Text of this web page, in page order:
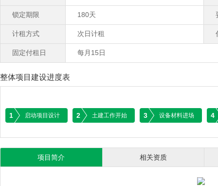
锁定期限 180天
计租方式 次日计租
固定付租日 每月15日
整体项目建设进度表
1 启动项目设计 2 土建工作开始 3 设备材料进场 4
项目简介 相关资质